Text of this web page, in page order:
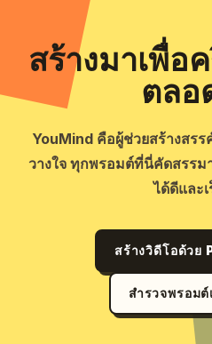
สร้างมาเพื่อ
ตลอ
YouMind คือผู้ช่วยสร้างสรร
วางใจ ทุกพรอมต์ที่นี่คัดสรร
ได้ดีและ
สร้างวิดีโอด้วย
สำรวจพรอมต์